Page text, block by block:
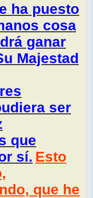
ha puesto
cosa
ganar
Majestad
ser
que
sí. Esto
que he